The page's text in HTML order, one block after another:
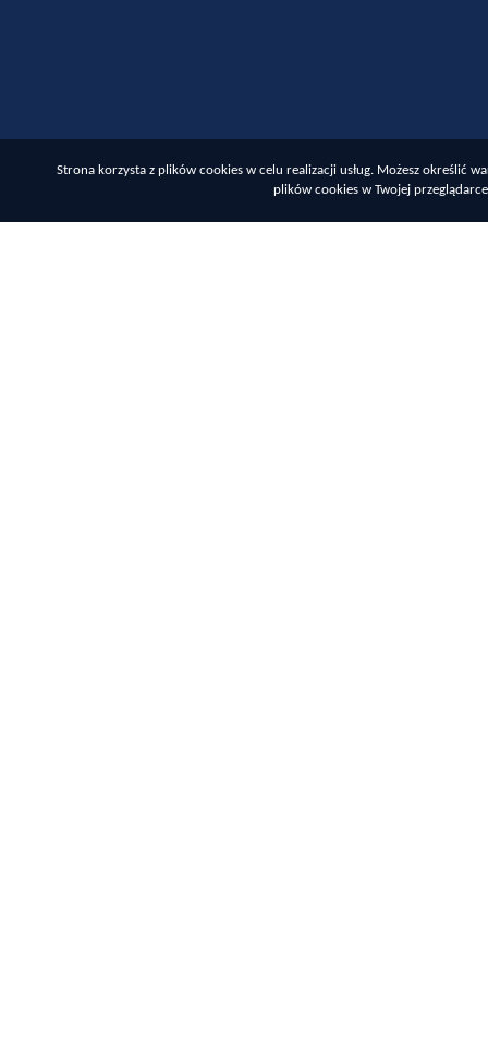
Strona korzysta z plików cookies w celu realizacji usług. Możesz określić
plików cookies w Twojej